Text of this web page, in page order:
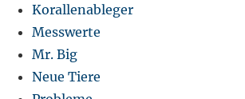
Korallenableger
Messwerte
Mr. Big
Neue Tiere